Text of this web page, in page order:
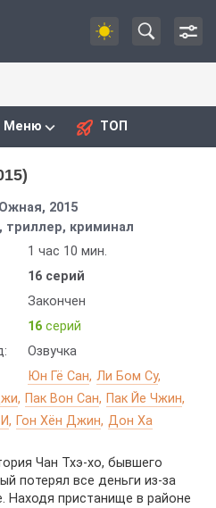
Меню ТОП
2015
триллер, криминал
1 час 10 мин.
16 серий
Закончен
16серий
Озвучка
Юн Гё Сан Ли Бом Су
Пак Вон Сан
Пак Йе Чжин
Гон Хён Джин Дон Ха
Чан Тхэ-хо, бывшего
потерял все деньги из-за
Находя пристанище в районе